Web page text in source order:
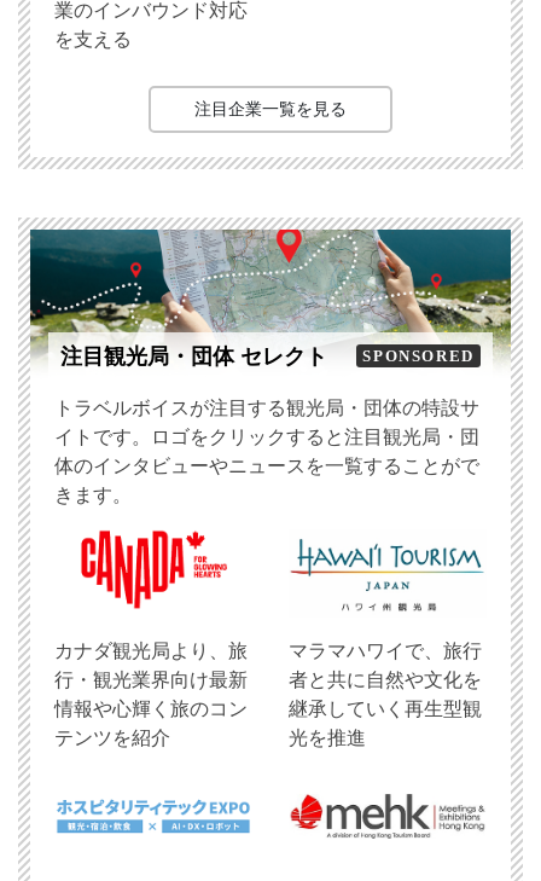
業のインバウンド対応
を支える
注目企業一覧を見る
注目観光局・団体 セレクト SPONSORED
トラベルボイスが注目する観光局・団体の特設サ
イトです。ロゴをクリックすると注目観光局・団
体のインタビューやニュースを一覧することがで
きます。
​カナダ観光局より、旅
行・観光業界向け最新
情報や心輝く旅のコン
テンツを紹介
マラマハワイで、旅行
者と共に自然や文化を
継承していく再生型観
光を推進